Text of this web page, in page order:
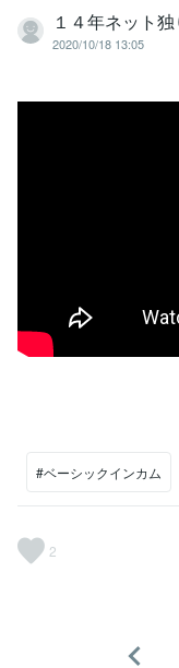
１４年ネット
2020/10/18 13:05
#ベーシックインカム
2